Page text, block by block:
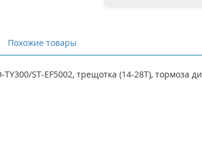
Похожие товары
TY300/ST-EF5002, трещотка (14-28Т),